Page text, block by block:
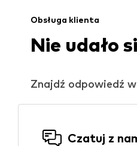
Obsługa klienta
Nie udało
Znajdź odpowiedź
Czatuj z